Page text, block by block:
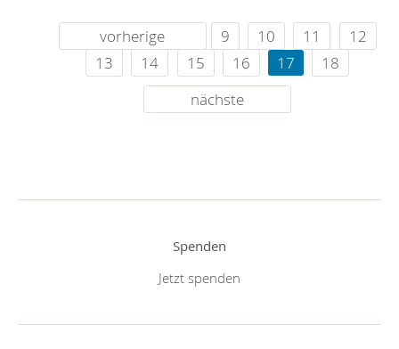
vorherige 9 10 11
12
13
14 15 16 17
18
nächste
Spenden
Jetzt spenden